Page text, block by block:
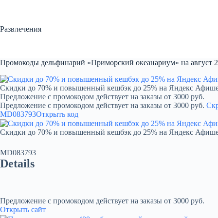
Развлечения
Промокоды дельфинарий «Приморский океанариум» на август
Скидки до 70% и повышенный кешбэк до 25% на Яндекс
Предложение с промокодом действует на заказы от 3000 руб.
Предложение с промокодом действует на заказы от 3000 руб.
MD083793Открыть код
Скидки до 70% и повышенный кешбэк до 25% на Яндекс
MD083793
Details
Предложение с промокодом действует на заказы от 3000 руб.
Открыть сайт